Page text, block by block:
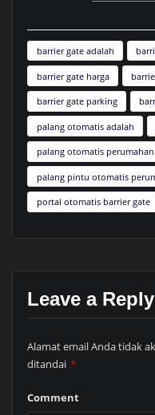
barrier gate adalah
barrier gate harga
barrier gate parking
palang otomatis adalah
palang otomatis perumahan
palang pintu otomatis
portal otomatis barrier gate
Leave a Reply
Alamat email Anda tidak
ditandai *
Comment